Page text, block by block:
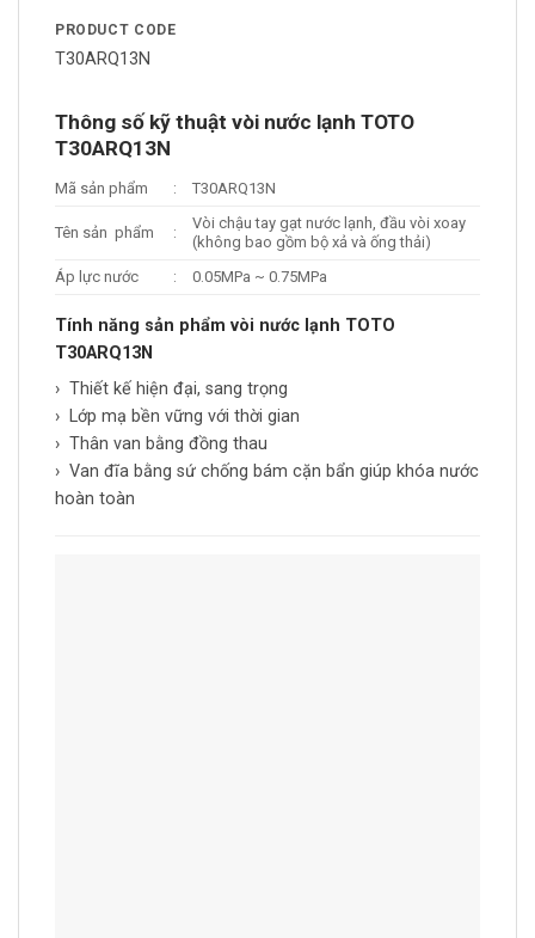
PRODUCT CODE
T30ARQ13N
Thông số kỹ thuật vòi nước lạnh TOTO
T30ARQ13N
Mã sản phẩm : T30ARQ13N
Tên sản phẩm :
Vòi chậu tay gạt nước lạnh, đầu vòi xoay
(không bao gồm bộ xả và ống thải)
Áp lực nước
: 0.05MPa ~ 0.75MPa
Tính năng sản phẩm vòi nước lạnh TOTO
T30ARQ13N
› Thiết kế hiện đại, sang trọng
› Lớp mạ bền vững với thời gian
› Thân van bằng đồng thau
› Van đĩa bằng sứ chống bám cặn bẩn giúp khóa nước
hoàn toàn